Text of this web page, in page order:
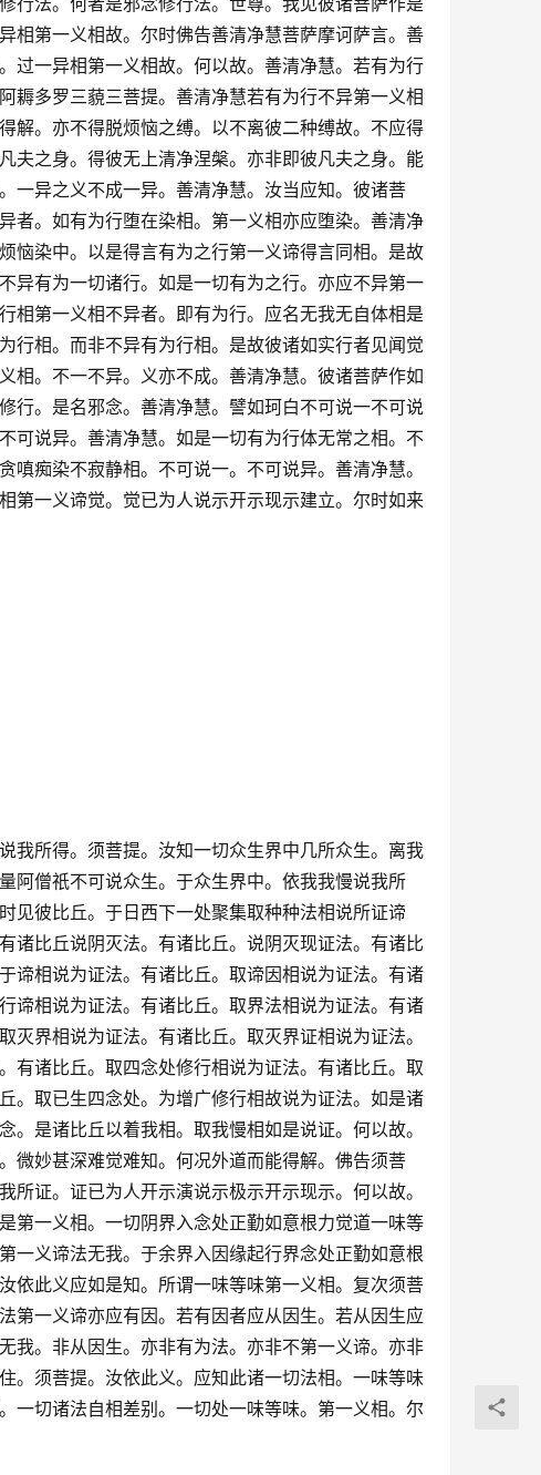
相第一义相故。尔时佛告善清净慧菩萨摩诃萨言。善
过一异相第一义相故。何以故。善清净慧。若有为行
耨多罗三藐三菩提。善清净慧若有为行不异第一义相
解。亦不得脱烦恼之缚。以不离彼二种缚故。不应得
夫之身。得彼无上清净涅槃。亦非即彼凡夫之身。能
一异之义不成一异。善清净慧。汝当应知。彼诸菩
者。如有为行堕在染相。第一义相亦应堕染。善清净
恼染中。以是得言有为之行第一义谛得言同相。是故
异有为一切诸行。如是一切有为之行。亦应不异第一
相第一义相不异者。即有为行。应名无我无自体相是
行相。而非不异有为行相。是故彼诸如实行者见闻觉
相。不一不异。义亦不成。善清净慧。彼诸菩萨作如
行。是名邪念。善清净慧。譬如珂白不可说一不可说
可说异。善清净慧。如是一切有为行体无常之相。不
痴染不寂静相。不可说一。不可说异。善清净慧。
第一义谛觉。觉已为人说示开示现示建立。尔时如来
我所得。须菩提。汝知一切众生界中几所众生。离我
阿僧祇不可说众生。于众生界中。依我我慢说我所
见彼比丘。于日西下一处聚集取种种法相说所证谛
诸比丘说阴灭法。有诸比丘。说阴灭现证法。有诸比
谛相说为证法。有诸比丘。取谛因相说为证法。有诸
谛相说为证法。有诸比丘。取界法相说为证法。有诸
界相说为证法。有诸比丘。取灭界证相说为证法。
有诸比丘。取四念处修行相说为证法。有诸比丘。取
。取已生四念处。为增广修行相故说为证法。如是诸
是诸比丘以着我相。取我慢相如是说证。何以故。
微妙甚深难觉难知。何况外道而能得解。佛告须菩
证。证已为人开示演说示极示开示现示。何以故。
第一义相。一切阴界入念处正勤如意根力觉道一味等
一义谛法无我。于余界入因缘起行界念处正勤如意根
依此义应如是知。所谓一味等味第一义相。复次须菩
第一义谛亦应有因。若有因者应从因生。若从因生应
我。非从因生。亦非有为法。亦非不第一义谛。亦非
。须菩提。汝依此义。应知此诸一切法相。一味等味
一切诸法自相差别。一切处一味等味。第一义相。尔